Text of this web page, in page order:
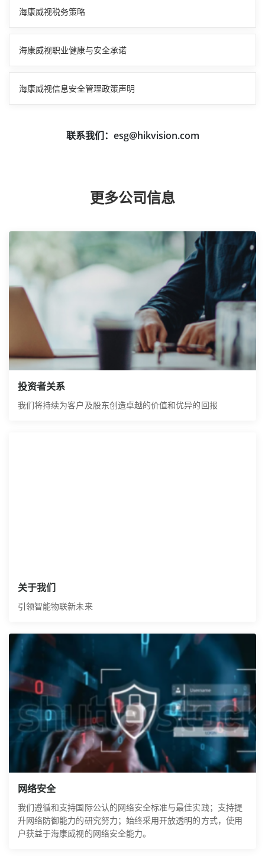
海康威视税务策略
海康威视职业健康与安全承诺
海康威视信息安全管理政策声明
联系我们：esg@hikvision.com
更多公司信息
投资者关系
我们将持续为客户及股东创造卓越的价值和优异的回报
关于我们
引领智能物联新未来
网络安全
我们遵循和支持国际公认的网络安全标准与最佳实践；支持提
升网络防御能力的研究努力；始终采用开放透明的方式，使用
户获益于海康威视的网络安全能力。